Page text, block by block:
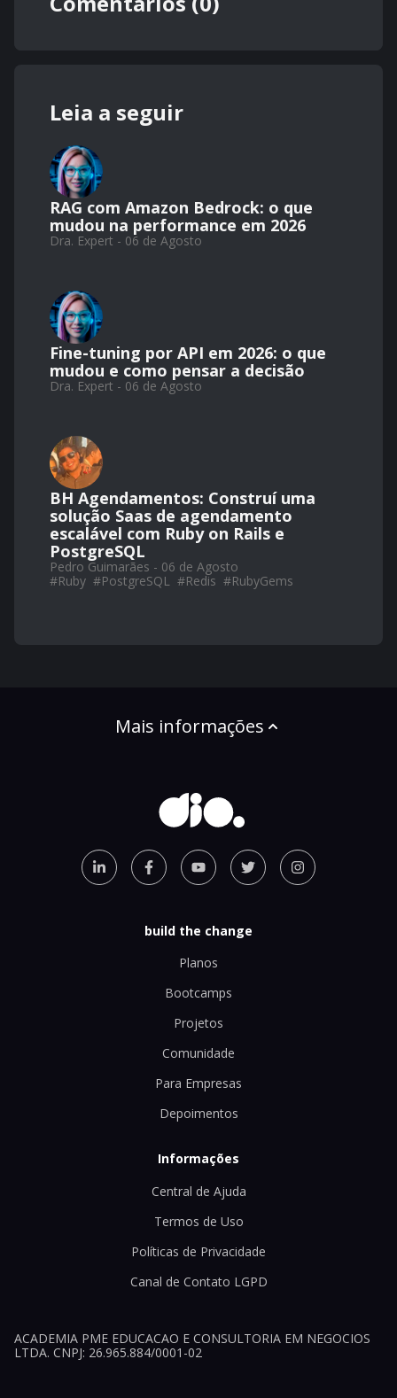
Leia a seguir
RAG com Amazon Bedrock: o que
mudou na performance em 2026
Dra. Expert - 06 de Agosto
Fine-tuning por API em 2026: o que
mudou e como pensar a decisão
Dra. Expert - 06 de Agosto
BH Agendamentos: Construí uma
solução Saas de agendamento
escalável com Ruby on Rails e
PostgreSQL
Pedro Guimarães - 06 de Agosto
#Ruby #PostgreSQL #Redis #RubyGems
Mais informações
build the change
Planos
Bootcamps
Projetos
Comunidade
Para Empresas
Depoimentos
Informações
Central de Ajuda
Termos de Uso
Políticas de Privacidade
Canal de Contato LGPD
ACADEMIA PME EDUCACAO E CONSULTORIA EM NEGOCIOS
LTDA. CNPJ: 26.965.884/0001-02